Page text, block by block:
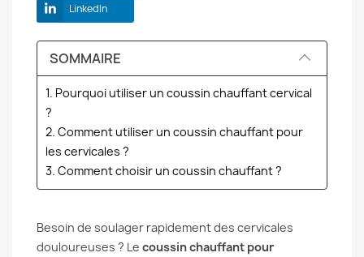
LinkedIn
SOMMAIRE
1. Pourquoi utiliser un coussin chauffant cervical
?
2. Comment utiliser un coussin chauffant pour
les cervicales ?
3. Comment choisir un coussin chauffant ?
Besoin de soulager rapidement des cervicales
douloureuses ? Le coussin chauffant pour